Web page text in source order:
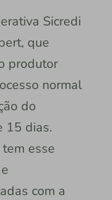
Sicredi
que
produtor
normal
do
15 dias.
esse
com a